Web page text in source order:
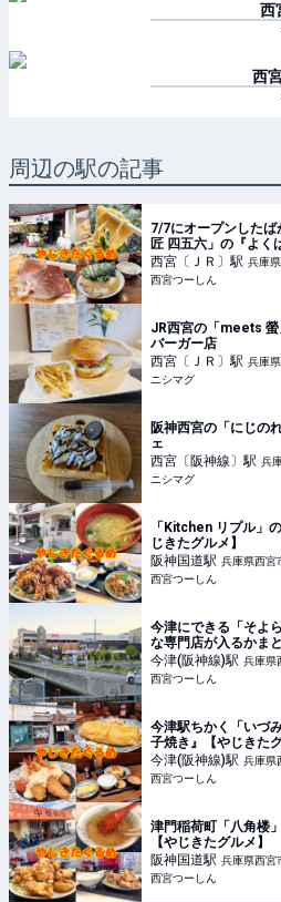
西
西
周辺の駅の記事
7/7にオープンした
匠 四五六」の『よく
西宮〔ＪＲ〕駅 兵庫
西宮つーしん
JR西宮の「meets 螢
バーガー店
西宮〔ＪＲ〕駅 兵庫
ニシマグ
阪神西宮の「にじの
ェ
西宮〔阪神線〕駅 兵
ニシマグ
「Kitchen リプル」
じきたグルメ】
阪神国道駅 兵庫県西宮
西宮つーしん
今津にできる「そよ
な専門店が入るかま
今津(阪神線)駅 兵庫県
西宮つーしん
今津駅ちかく「いづ
子焼き』【やじきたグ
今津(阪神線)駅 兵庫県
西宮つーしん
津門稲荷町「八角楼
【やじきたグルメ】
阪神国道駅 兵庫県西宮
西宮つーしん